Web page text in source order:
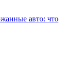
авто: что